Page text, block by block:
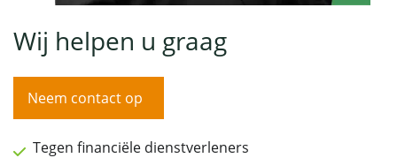
Wij helpen u graag
Neem contact op
Tegen financiële dienstverleners